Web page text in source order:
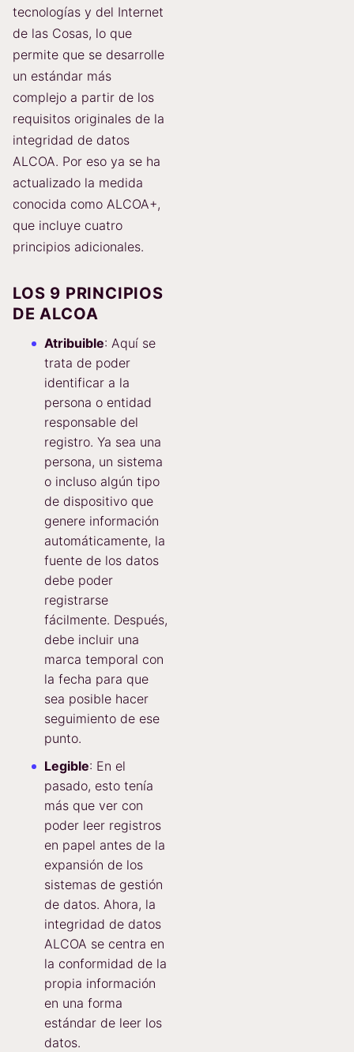
tecnologías y del Internet
de las Cosas, lo que
permite que se desarrolle
un estándar más
complejo a partir de los
requisitos originales de la
integridad de datos
ALCOA. Por eso ya se ha
actualizado la medida
conocida como ALCOA+,
que incluye cuatro
principios adicionales.
LOS 9 PRINCIPIOS
DE ALCOA
Atribuible: Aquí se
trata de poder
identificar a la
persona o entidad
responsable del
registro. Ya sea una
persona, un sistema
o incluso algún tipo
de dispositivo que
genere información
automáticamente, la
fuente de los datos
debe poder
registrarse
fácilmente. Después,
debe incluir una
marca temporal con
la fecha para que
sea posible hacer
seguimiento de ese
punto.
Legible: En el
pasado, esto tenía
más que ver con
poder leer registros
en papel antes de la
expansión de los
sistemas de gestión
de datos. Ahora, la
integridad de datos
ALCOA se centra en
la conformidad de la
propia información
en una forma
estándar de leer los
datos.